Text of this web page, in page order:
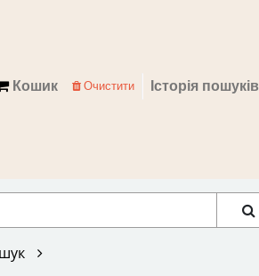
Кошик Історія пошуків
Очистити